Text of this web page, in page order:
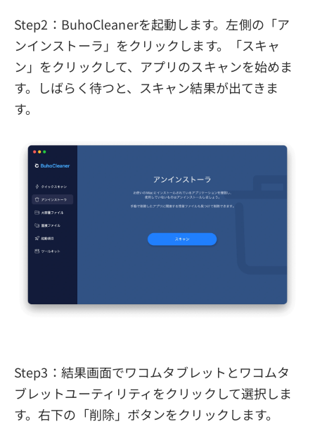
Step2：BuhoCleanerを起動します。左側の「ア
ンインストーラ」をクリックします。「スキャ
ン」をクリックして、アプリのスキャンを始めま
す。しばらく待つと、スキャン結果が出てきま
す。
Step3：結果画面でワコムタブレットとワコムタ
ブレットユーティリティをクリックして選択しま
す。右下の「削除」ボタンをクリックします。